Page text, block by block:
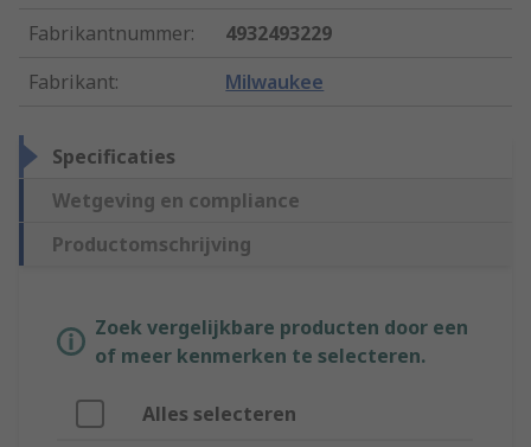
Fabrikantnummer:
4932493229
Fabrikant: Milwaukee
Specificaties
Wetgeving en compliance
Productomschrijving
Zoek vergelijkbare producten door een
of meer kenmerken te selecteren.
Alles selecteren